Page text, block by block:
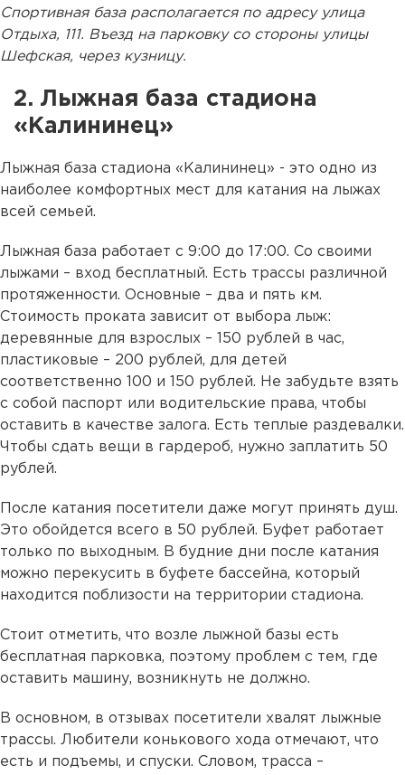
Спортивная база располагается по адресу улица
Отдыха, 111. Въезд на парковку со стороны улицы
Шефская, через кузницу.
2. Лыжная база стадиона
«Калининец»
Лыжная база стадиона «Калининец» - это одно из
наиболее комфортных мест для катания на лыжах
всей семьей.
Лыжная база работает с 9:00 до 17:00. Со своими
лыжами – вход бесплатный. Есть трассы различной
протяженности. Основные – два и пять км.
Стоимость проката зависит от выбора лыж:
деревянные для взрослых – 150 рублей в час,
пластиковые – 200 рублей, для детей
соответственно 100 и 150 рублей. Не забудьте взять
с собой паспорт или водительские права, чтобы
оставить в качестве залога. Есть теплые раздевалки.
Чтобы сдать вещи в гардероб, нужно заплатить 50
рублей.
После катания посетители даже могут принять душ.
Это обойдется всего в 50 рублей. Буфет работает
только по выходным. В будние дни после катания
можно перекусить в буфете бассейна, который
находится поблизости на территории стадиона.
Стоит отметить, что возле лыжной базы есть
бесплатная парковка, поэтому проблем с тем, где
оставить машину, возникнуть не должно.
В основном, в отзывах посетители хвалят лыжные
трассы. Любители конькового хода отмечают, что
есть и подъемы, и спуски. Словом, трасса –